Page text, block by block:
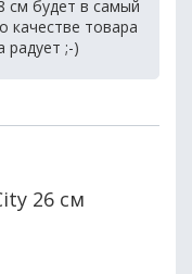
см будет в самый
качестве товара
радует ;-)
26 см